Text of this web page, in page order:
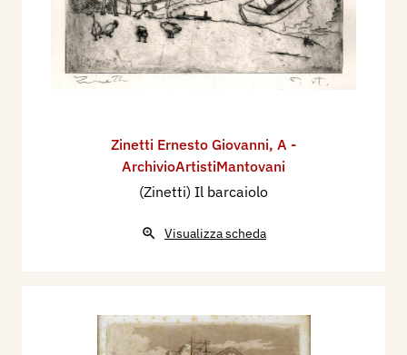
Zinetti Ernesto Giovanni, A -
ArchivioArtistiMantovani
(Zinetti) Il barcaiolo
Visualizza scheda